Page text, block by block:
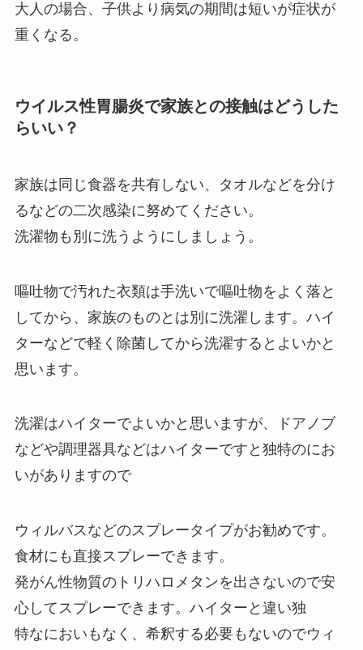
大人の場合、子供より病気の期間は短いが症状が
重くなる。
ウイルス性胃腸炎で家族との接触はどうした
らいい？
家族は同じ食器を共有しない、タオルなどを分け
るなどの二次感染に努めてください。
洗濯物も別に洗うようにしましょう。
嘔吐物で汚れた衣類は手洗いで嘔吐物をよく落と
してから、家族のものとは別に洗濯します。ハイ
ターなどで軽く除菌してから洗濯するとよいかと
思います。
洗濯はハイターでよいかと思いますが、ドアノブ
などや調理器具などはハイターですと独特のにお
いがありますので
ウィルバスなどのスプレータイプがお勧めです。
食材にも直接スプレーできます。
発がん性物質のトリハロメタンを出さないので安
心してスプレーできます。ハイターと違い独
特なにおいもなく、希釈する必要もないのでウィ